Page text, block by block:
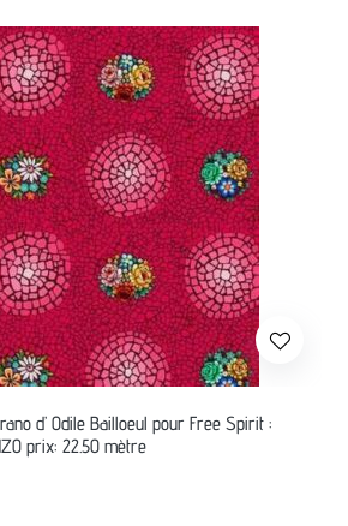
d’ Odile Bailloeul pour Free Spirit :
prix: 22.50 mètre